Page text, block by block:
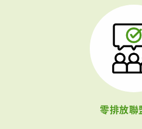
零排放聯